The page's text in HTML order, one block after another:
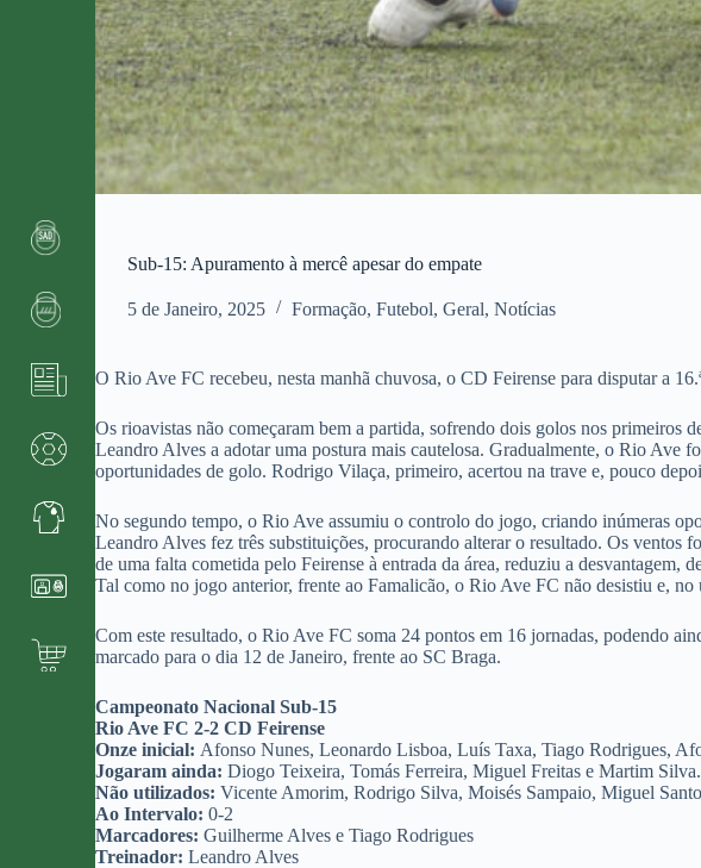
Sub-15: Apuramento à mercê apesar do empate
5 de Janeiro, 2025 Formação,Futebol,Geral,Notícias
O Rio Ave FC recebeu, nesta manhã chuvosa, o CD Feirense para disputar a
Os rioavistas não começaram bem a partida, sofrendo dois golos nos
Leandro Alves a adotar uma postura mais cautelosa. Gradualmente, o Rio Ave
oportunidades de golo. Rodrigo Vilaça, primeiro, acertou na trave e, pouco
No segundo tempo, o Rio Ave assumiu o controlo do jogo, criando inúmeras
Leandro Alves fez três substituições, procurando alterar o resultado. Os
de uma falta cometida pelo Feirense à entrada da área, reduziu a desvantagem,
Tal como no jogo anterior, frente ao Famalicão, o Rio Ave FC não desistiu e,
Com este resultado, o Rio Ave FC soma 24 pontos em 16 jornadas, podendo
marcado para o dia 12 de Janeiro, frente ao SC Braga.
Campeonato Nacional Sub-15
Rio Ave FC 2-2 CD Feirense
Onze inicial: Afonso Nunes, Leonardo Lisboa, Luís Taxa, Tiago Rodrigues,
Jogaram ainda: Diogo Teixeira, Tomás Ferreira, Miguel Freitas e Martim Silva.
Não utilizados: Vicente Amorim, Rodrigo Silva, Moisés Sampaio, Miguel
Ao Intervalo: 0-2
Marcadores: Guilherme Alves e Tiago Rodrigues
Treinador: Leandro Alves